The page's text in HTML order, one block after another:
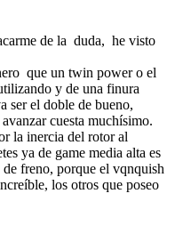
de la duda, he visto
que un twin power o el
y de una finura
ser el doble de bueno,
cuesta muchísimo.
la inercia del rotor al
ya de game media alta es
freno, porque el vqnquish
los otros que poseo